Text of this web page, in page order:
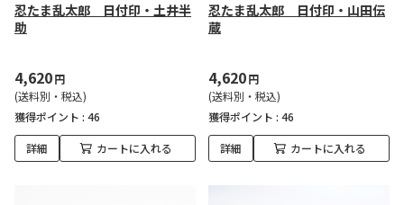
忍たま乱太郎 日付印・土井半
助
4,620円
(送料別・税込)
獲得ポイント : 46
詳細 カートに入れる
忍たま乱太郎 日付印・山田伝
蔵
4,620円
(送料別・税込)
獲得ポイント : 46
詳細 カートに入れる